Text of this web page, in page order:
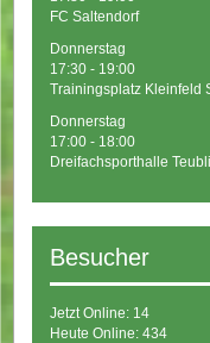
FC Saltendorf
Donnerstag
17:30 - 19:00
Trainingsplatz Kleinfeld
Donnerstag
17:00 - 18:00
Dreifachsporthalle
Besucher
Jetzt Online: 14
Heute Online: 434